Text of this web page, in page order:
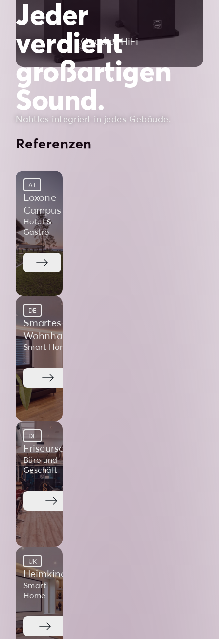
Jeder
verdient
großartigen
Sound.
Nahtlos integriert in jedes Gebäude.
Quadral HiFi
Referenzen
AT
Loxone
Campus
Hotel &
Gastro
DE
Smartes
Wohnhaus
Smart Home
DE
Friseursalon
Büro und
Geschäft
UK
Heimkino
Smart
Home